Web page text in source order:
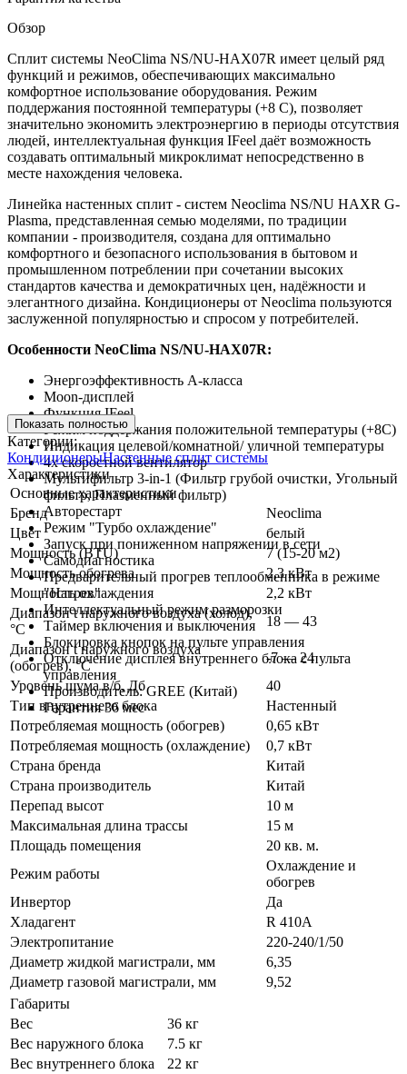
Обзор
Сплит системы NeoClima NS/NU-HAX07R имеет целый ряд
функций и режимов, обеспечивающих максимально
комфортное использование оборудования. Режим
поддержания постоянной температуры (+8 С), позволяет
значительно экономить электроэнергию в периоды отсутствия
людей, интеллектуальная функция IFeel даёт возможность
создавать оптимальный микроклимат непосредственно в
месте нахождения человека.
Линейка настенных сплит - систем Neoclima NS/NU HAXR G-
Plasma, представленная семью моделями, по традиции
компании - производителя, создана для оптимально
комфортного и безопасного использования в бытовом и
промышленном потреблении при сочетании высоких
стандартов качества и демократичных цен, надёжности и
элегантного дизайна. Кондиционеры от Neoclima пользуются
заслуженной популярностью и спросом у потребителей.
Особенности NeoClima NS/NU-HAX07R:
Энергоэффективность А-класса
Moon-дисплей
Функция IFeel
Режим поддержания положительной температуры (+8С)
Индикация целевой/комнатной/ уличной температуры
4х скоростной вентилятор
Мультифильтр 3-in-1 (Фильтр грубой очистки, Угольный
фильтр, Плазменный фильтр)
Авторестарт
Режим "Турбо охлаждение"
Запуск при пониженном напряжении в сети
Самодиагностика
Предварительный прогрев теплообменника в режиме
"Нагрев"
Интеллектуальный режим разморозки
Таймер включения и выключения
Блокировка кнопок на пульте управления
Отключение дисплея внутреннего блока с пульта
управления
Производитель: GREE (Китай)
Гарантия 36 мес
Показать полностью
Категории:
КондиционерыНастенные сплит системы
Характеристики
Основные характеристики
Бренд
Neoclima
Цвет
белый
Мощность (BTU)
7 (15-20 м2)
Мощность обогрева
2,3 кВт
Мощность охлаждения
2,2 кВт
Диапазон t наружного воздуха (холод),
°C
18 — 43
Диапазон t наружного воздуха
(обогрев), °C
-7 — 24
Уровень шума в/б, Дб
40
Тип внутреннего блока
Настенный
Потребляемая мощность (обогрев)
0,65 кВт
Потребляемая мощность (охлаждение)
0,7 кВт
Страна бренда
Китай
Страна производитель
Китай
Перепад высот
10 м
Максимальная длина трассы
15 м
Площадь помещения
20 кв. м.
Режим работы
Охлаждение и
обогрев
Инвертор
Да
Хладагент
R 410A
Электропитание
220-240/1/50
Диаметр жидкой магистрали, мм
6,35
Диаметр газовой магистрали, мм
9,52
Габариты
Вес
36 кг
Вес наружного блока
7.5 кг
Вес внутреннего блока
22 кг